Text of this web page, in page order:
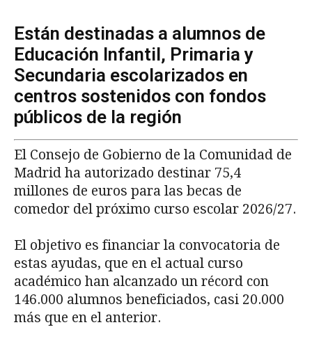
Están destinadas a alumnos de
Educación Infantil, Primaria y
Secundaria escolarizados en
centros sostenidos con fondos
públicos de la región
El Consejo de Gobierno de la Comunidad de
Madrid ha autorizado destinar 75,4
millones de euros para las becas de
comedor del próximo curso escolar 2026/27.
El objetivo es financiar la convocatoria de
estas ayudas, que en el actual curso
académico han alcanzado un récord con
146.000 alumnos beneficiados, casi 20.000
más que en el anterior.